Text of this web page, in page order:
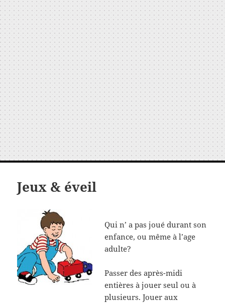
Jeux & éveil
Qui n’ a pas joué durant son
enfance, ou même à l’age
adulte?
Passer des après-midi
entières à jouer seul ou à
plusieurs. Jouer aux